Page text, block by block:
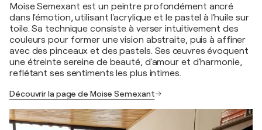
Moise Semexant est un peintre profondément ancré
dans l'émotion, utilisant l'acrylique et le pastel à l'huile sur
toile. Sa technique consiste à verser intuitivement des
couleurs pour former une vision abstraite, puis à affiner
avec des pinceaux et des pastels. Ses œuvres évoquent
une étreinte sereine de beauté, d'amour et d'harmonie,
reflétant ses sentiments les plus intimes.
Découvrir la page de Moise Semexant